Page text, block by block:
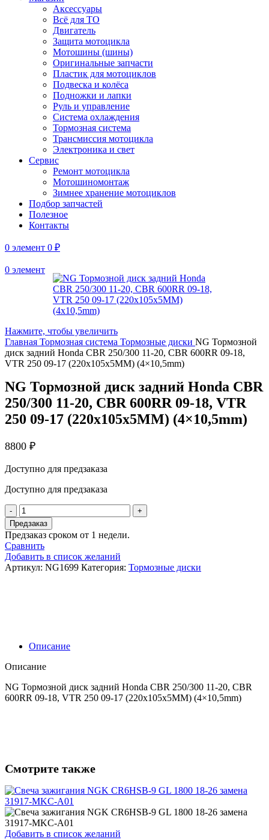
Аксессуары
Всё для ТО
Двигатель
Защита мотоцикла
Мотошины (шины)
Оригинальные запчасти
Пластик для мотоциклов
Подвеска и колёса
Подножки и лапки
Руль и управление
Система охлаждения
Тормозная система
Трансмиссия мотоцикла
Электроника и свет
Сервис
Ремонт мотоцикла
Мотошиномонтаж
Зимнее хранение мотоциклов
Подбор запчастей
Полезное
Контакты
0 элемент 0 ₽
0 элемент
Нажмите, чтобы увеличить
Главная Тормозная система Тормозные диски NG Тормозной
диск задний Honda CBR 250/300 11-20, CBR 600RR 09-18,
VTR 250 09-17 (220x105x5MM) (4×10,5mm)
NG Тормозной диск задний Honda CBR
250/300 11-20, CBR 600RR 09-18, VTR
250 09-17 (220x105x5MM) (4×10,5mm)
8800 ₽
Доступно для предзаказа
Доступно для предзаказа
Количество
товара
NG
Тормозной
диск
задний
Honda
09-
VTR
250
09-
17
Предзаказ
Предзаказ сроком от 1 недели.
Сравнить
Добавить в список желаний
Артикул: NG1699 Категория: Тормозные диски
Описание
Описание
NG Тормозной диск задний Honda CBR 250/300 11-20, CBR
600RR 09-18, VTR 250 09-17 (220x105x5MM) (4×10,5mm)
Смотрите также
Добавить в список желаний